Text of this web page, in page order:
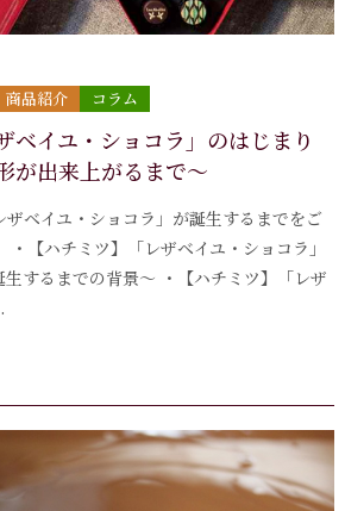
商品紹介 コラム
ベイユ・ショコラ」のはじまり
が出来上がるまで～
ベイユ・ショコラ」が誕生するまでをご
【ハチミツ】「レザベイユ・ショコラ」
するまでの背景～ ・【ハチミツ】「レザ